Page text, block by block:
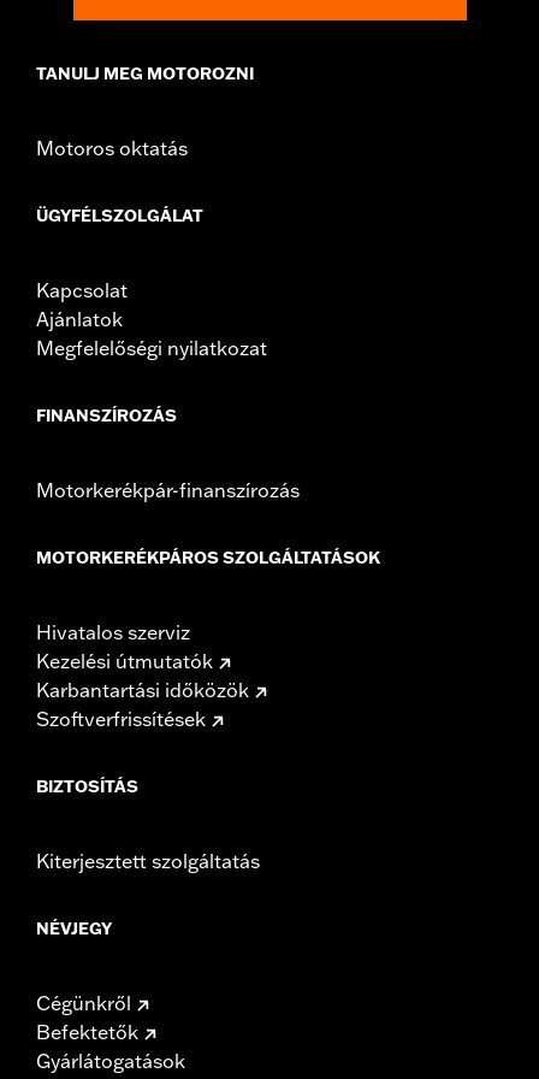
locations. Check local laws to ensure your motorcycle
TANULJ MEG MOTOROZNI
Motoros oktatás
ÜGYFÉLSZOLGÁLAT
Kapcsolat
Ajánlatok
Megfelelőségi nyilatkozat
FINANSZÍROZÁS
Motorkerékpár-finanszírozás
MOTORKERÉKPÁROS SZOLGÁLTATÁSOK
Hivatalos szerviz
Kezelési útmutatók
Karbantartási időközök
Szoftverfrissítések
BIZTOSÍTÁS
Kiterjesztett szolgáltatás
NÉVJEGY
Cégünkről
Befektetők
Gyárlátogatások